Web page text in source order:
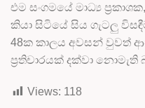
එම සංගමයේ මාධ්‍ය
කියා සිටියේ සිය ගැටලු
48ක කාලය අවසන් වුවත්
ප්‍රතිචාරයක් දක්වා නොමැති
Views: 118